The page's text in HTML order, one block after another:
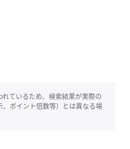
ているため、検索結果が実際の
ポイント倍数等）とは異なる場